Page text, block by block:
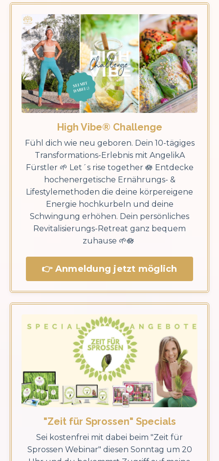
High Vibe® Challenge
Fühl dich wie neu geboren. Dein 10-tägiges
Transformations-Erlebnis mit AngelikA
Fürstler 🌱 Let´s rise together 🪷 Entdecke
hochenergetische Ernährungs- &
Lifestylemethoden die deine körpereigene
Energie hochkurbeln und deine
Schwingung erhöhen. Dein persönliches
Revitalisierungs-Retreat ganz bequem
zuhause 🌱🪷
👉 Anmeldung jetzt möglich
"Zeit für Sprossen" Specials
Sei kostenfrei mit dabei beim "Zeit für
Sprossen Webinar" diesen Sonntag um 20